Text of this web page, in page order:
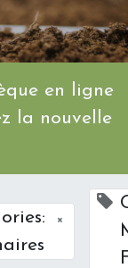
en ligne
la nouvelle
×